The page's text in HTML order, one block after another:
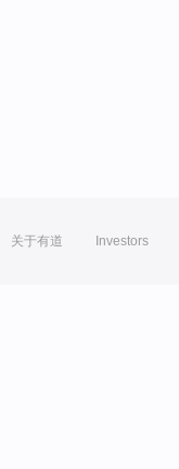
关于有道 Investors